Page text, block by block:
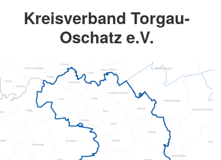
Kreisverband Torgau-
Oschatz e.V.